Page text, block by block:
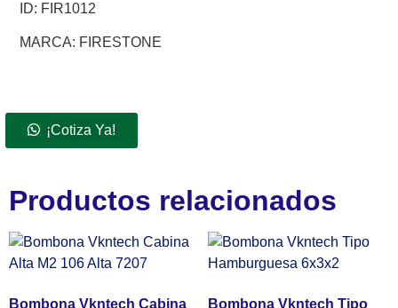
ID: FIR1012
MARCA: FIRESTONE
¡Cotiza Ya!
Productos relacionados
Bombona Vkntech Cabina
Bombona Vkntech Tipo